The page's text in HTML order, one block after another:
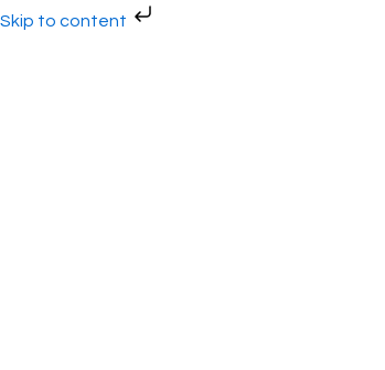
Skip to content
Gå